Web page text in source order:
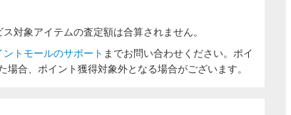
対象アイテムの査定額は合算されません。
ントモールのサポート までお問い合わせください。ポイ
合、ポイント獲得対象外となる場合がございます。